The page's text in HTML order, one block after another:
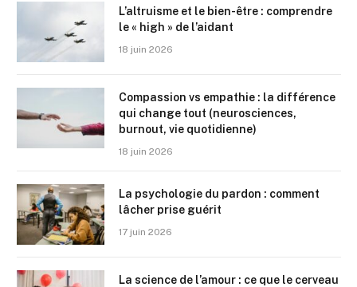
L’altruisme et le bien-être : comprendre
le « high » de l’aidant
18 juin 2026
Compassion vs empathie : la différence
qui change tout (neurosciences,
burnout, vie quotidienne)
18 juin 2026
La psychologie du pardon : comment
lâcher prise guérit
17 juin 2026
La science de l’amour : ce que le cerveau